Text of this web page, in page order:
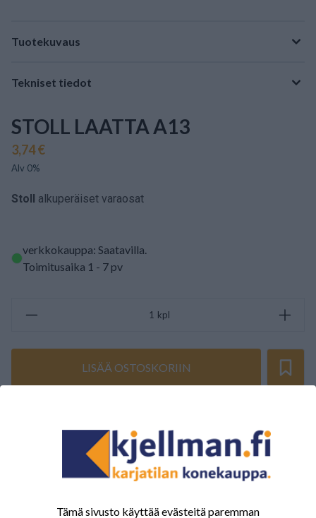
Tuotekuvaus
Tekniset tiedot
STOLL LAATTA A13
3,74 €
Alv 0%
Stoll alkuperäiset varaosat
verkkokauppa: Saatavilla.
Toimitusaika 1 - 7 pv
kpl
LISÄÄ OSTOSKORIIN
(0/5) Yhteensä 0 Arvostelut
Tämä sivusto käyttää evästeitä paremman